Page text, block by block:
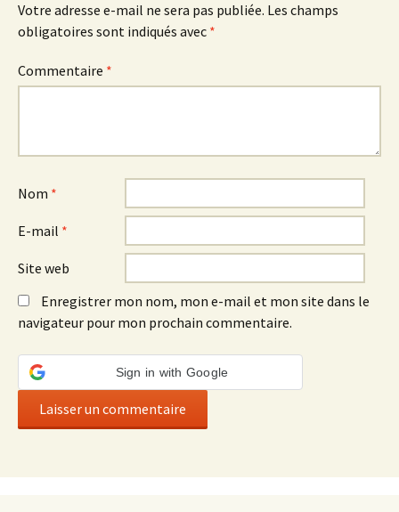
Votre adresse e-mail ne sera pas publiée. Les champs
obligatoires sont indiqués avec *
Commentaire *
Nom *
E-mail *
Site web
Enregistrer mon nom, mon e-mail et mon site dans le
navigateur pour mon prochain commentaire.
Sign in with Google